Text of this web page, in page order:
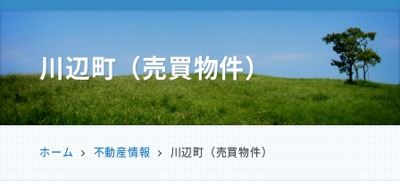
川辺町（売買物件）
ホーム 不動産情報 川辺町（売買物件）